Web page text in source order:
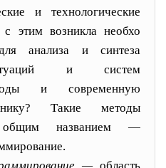
и технологические
этим возникла необхо
анализа и синтеза
и систем
и современную
Такие методы
общим названием —